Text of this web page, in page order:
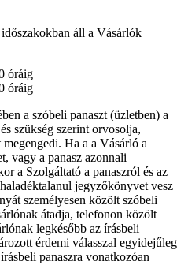
áll a Vásárlók
óráig
a szóbeli panaszt (üzletben) a
szükség szerint orvosolja,
Ha a a Vásárló a
vagy a panasz azonnali
a Szolgáltató a panaszról és az
jegyzőkönyvet vesz
személyesen közölt szóbeli
átadja, telefonon közölt
legkésőbb az írásbeli
érdemi válasszal egyidejűleg
panaszra vonatkozóan